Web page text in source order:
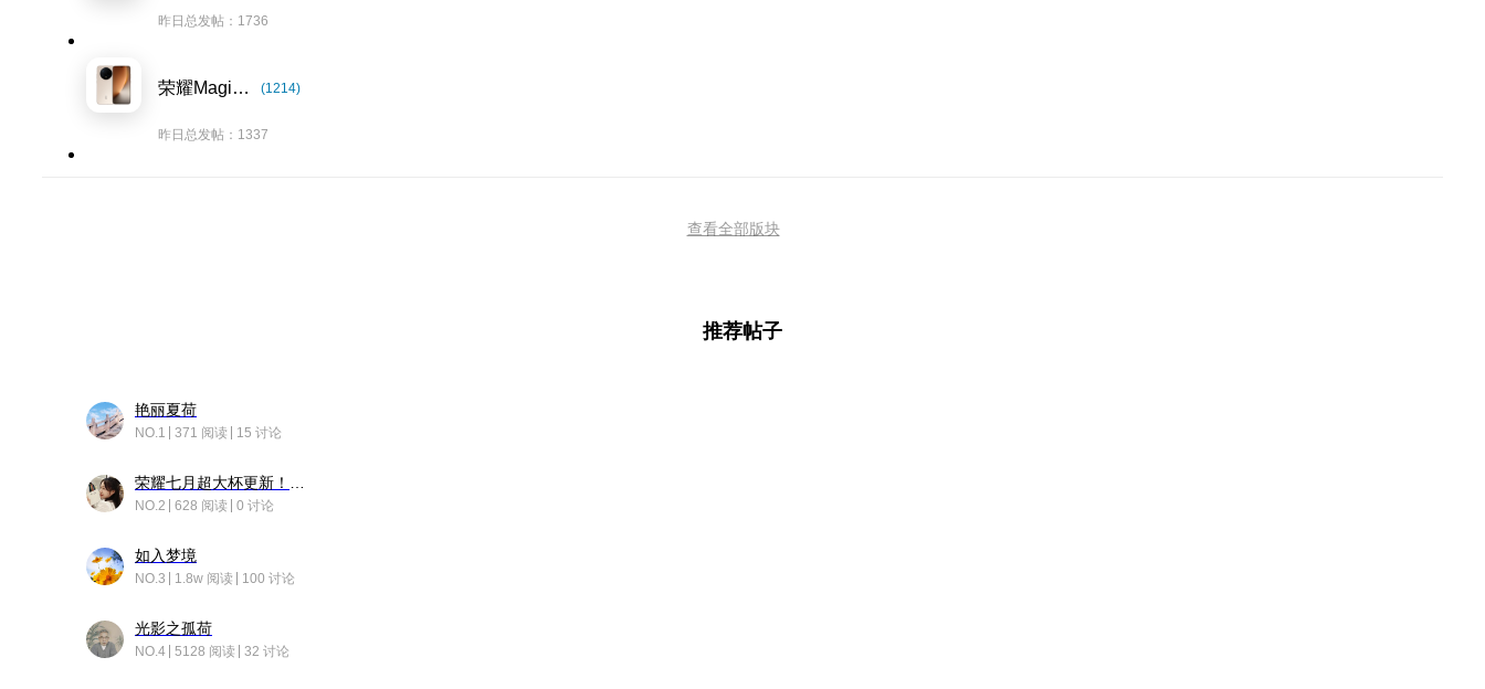
昨日总发帖：1736
荣耀Magic8系列 (1214)
昨日总发帖：1337
查看全部版块
推荐帖子
艳丽夏荷
NO.1 371 阅读 15 讨论
NO.2 628 阅读 0 讨论
如入梦境
NO.3 1.8w 阅读 100 讨论
光影之孤荷
NO.4 5128 阅读 32 讨论